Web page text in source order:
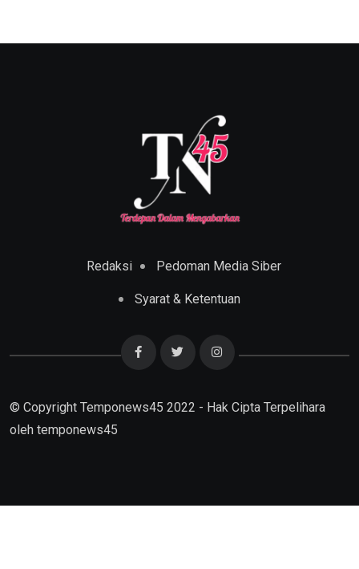
Redaksi Pedoman Media Siber
Syarat & Ketentuan
© Copyright Temponews45 2022 - Hak Cipta Terpelihara
oleh temponews45